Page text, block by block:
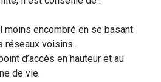
moins encombré en se basant
réseaux voisins.
d’accès en hauteur et au
de vie.